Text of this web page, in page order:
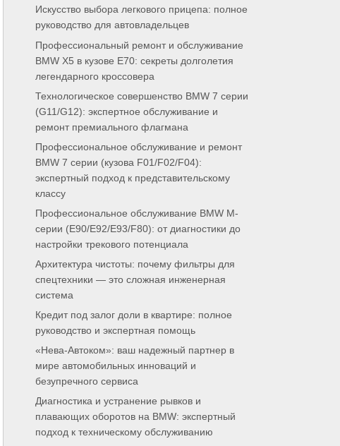
Искусство выбора легкового прицепа: полное
руководство для автовладельцев
Профессиональный ремонт и обслуживание
BMW X5 в кузове E70: секреты долголетия
легендарного кроссовера
Технологическое совершенство BMW 7 серии
(G11/G12): экспертное обслуживание и
ремонт премиального флагмана
Профессиональное обслуживание и ремонт
BMW 7 серии (кузова F01/F02/F04):
экспертный подход к представительскому
классу
Профессиональное обслуживание BMW M-
серии (E90/E92/E93/F80): от диагностики до
настройки трекового потенциала
Архитектура чистоты: почему фильтры для
спецтехники — это сложная инженерная
система
Кредит под залог доли в квартире: полное
руководство и экспертная помощь
«Нева-Автоком»: ваш надежный партнер в
мире автомобильных инноваций и
безупречного сервиса
Диагностика и устранение рывков и
плавающих оборотов на BMW: экспертный
подход к техническому обслуживанию